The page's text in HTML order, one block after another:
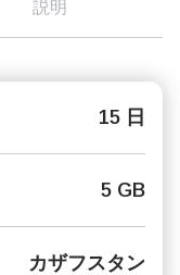
説明
15 日
5 GB
カザフスタン